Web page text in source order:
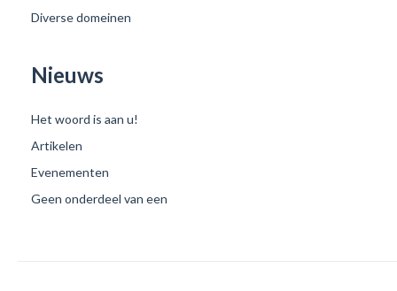
Diverse domeinen
Nieuws
Het woord is aan u!
Artikelen
Evenementen
Geen onderdeel van een